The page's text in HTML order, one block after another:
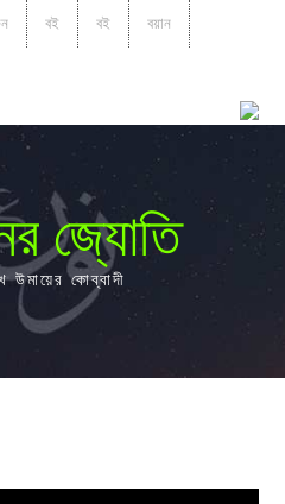
বই বই বয়ান
জ্যোতি
উমায়ের কোব্বাদী